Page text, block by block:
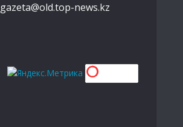
gazeta@old.top-news.kz